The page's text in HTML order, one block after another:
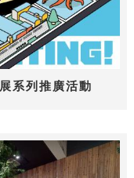
系列推廣活動